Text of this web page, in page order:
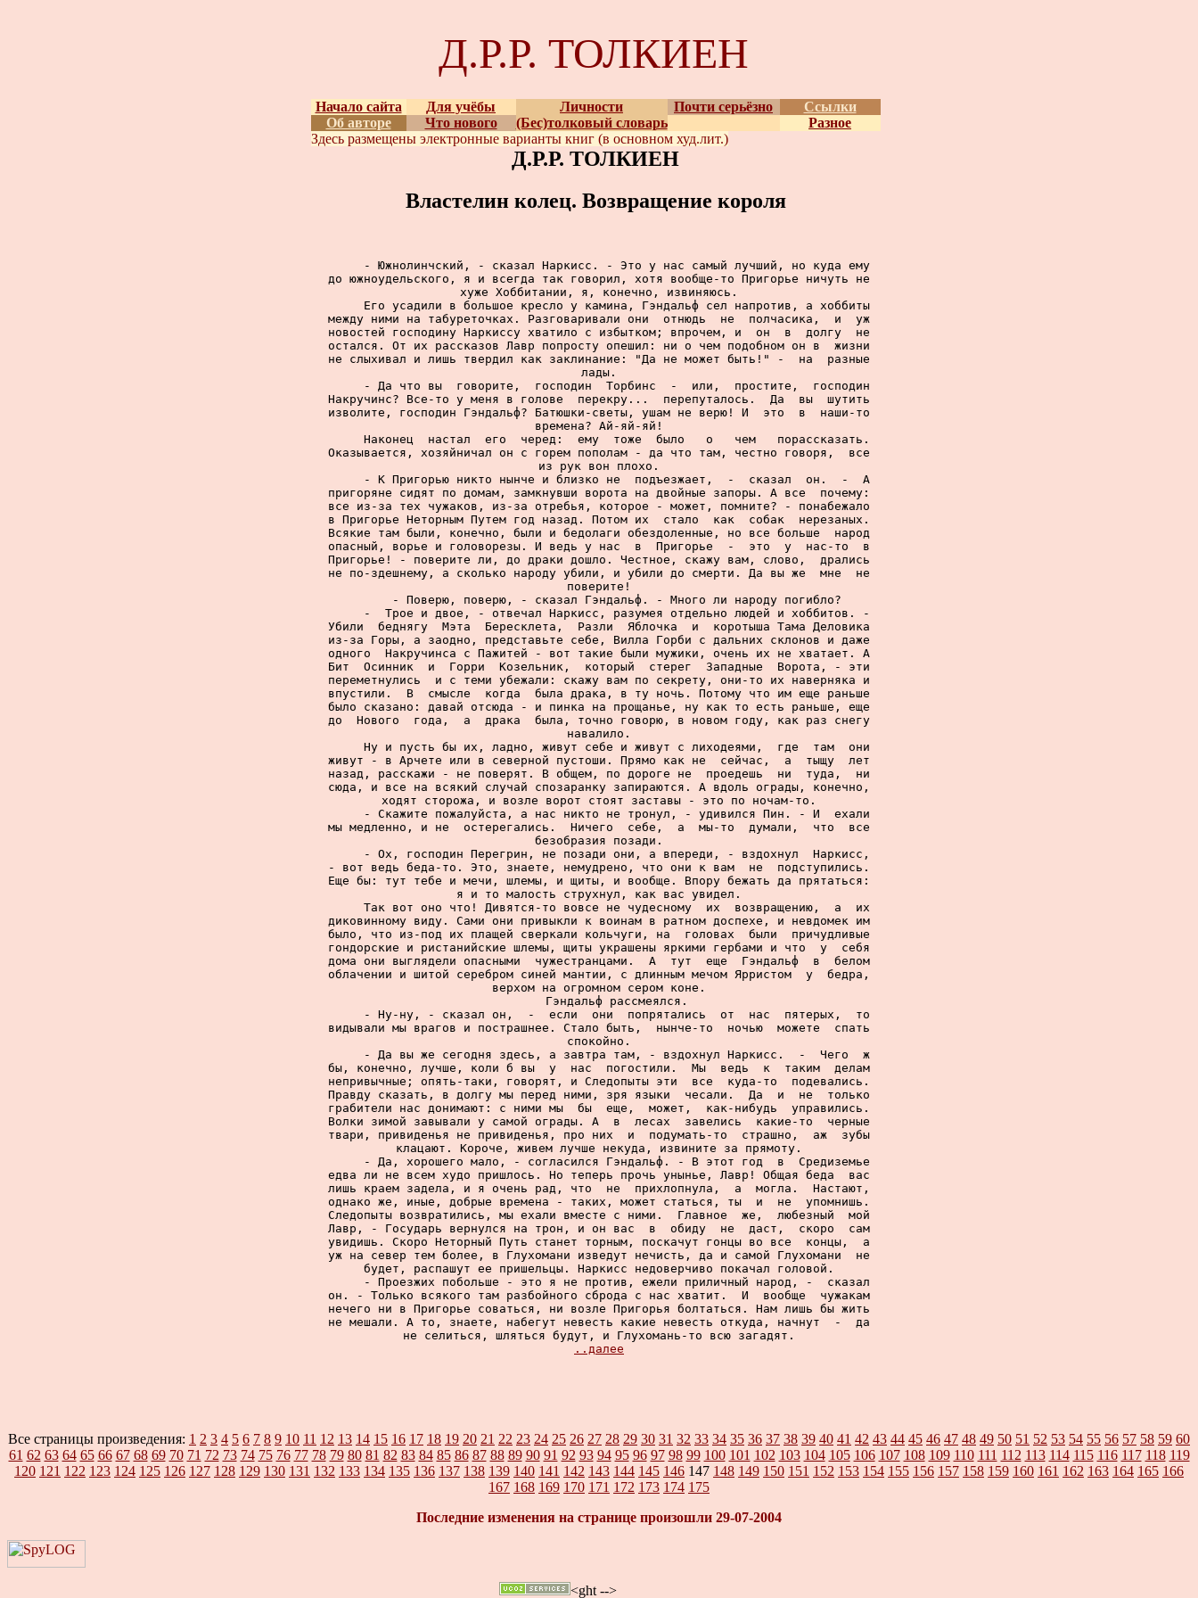
Д.Р.Р. ТОЛКИЕН
Начало сайта Для учёбы Личности Почти серьёзно
Ссылки
Об авторе
Что нового (Бес)толковый словарь
Разное
Здесь размещены электронные варианты книг (в основном худ.лит.)
Д.Р.Р. ТОЛКИЕН
Властелин колец. Возвращение короля
     - Южнолинчский, - сказал Наркисс. - Это у нас самый лучший, но куда ему
до южноудельского, я и всегда так говорил, хотя вообще-то Пригорье ничуть не
хуже Хоббитании, я, конечно, извиняюсь.
     Его усадили в большое кресло у камина, Гэндальф сел напротив, а хоббиты
между ними на табуреточках. Разговаривали они  отнюдь  не  полчасика,  и  уж
новостей господину Наркиссу хватило с избытком; впрочем, и  он  в  долгу  не
остался. От их рассказов Лавр попросту опешил: ни о чем подобном он в  жизни
не слыхивал и лишь твердил как заклинание: "Да не может быть!" -  на  разные
лады.
     - Да что вы  говорите,  господин  Торбинс  -  или,  простите,  господин
Накручинс? Все-то у меня в голове  перекру...  перепуталось.  Да  вы  шутить
изволите, господин Гэндальф? Батюшки-светы, ушам не верю! И  это  в  наши-то
времена? Ай-яй-яй!
     Наконец  настал  его  черед:  ему  тоже  было   о   чем   порассказать.
Оказывается, хозяйничал он с горем пополам - да что там, честно говоря,  все
из рук вон плохо.
     - К Пригорью никто нынче и близко не  подъезжает,  -  сказал  он.  -  А
пригоряне сидят по домам, замкнувши ворота на двойные запоры. А все  почему:
все из-за тех чужаков, из-за отребья, которое - может, помните? - понабежало
в Пригорье Неторным Путем год назад. Потом их  стало  как  собак  нерезаных.
Всякие там были, конечно, были и бедолаги обездоленные, но все больше  народ
опасный, ворье и головорезы. И ведь у нас  в  Пригорье  -  это  у  нас-то  в
Пригорье! - поверите ли, до драки дошло. Честное, скажу вам, слово,  дрались
не по-здешнему, а сколько народу убили, и убили до смерти. Да вы же  мне  не
поверите!
     - Поверю, поверю, - сказал Гэндальф. - Много ли народу погибло?
     -  Трое и двое, - отвечал Наркисс, разумея отдельно людей и хоббитов. -
Убили  беднягу  Мэта  Бересклета,  Разли  Яблочка  и  коротыша Тама Деловика
из-за Горы, а заодно, представьте себе, Вилла Горби с дальних склонов и даже
одного  Накручинса с Пажитей - вот такие были мужики, очень их не хватает. А
Бит  Осинник  и  Горри  Козельник,  который  стерег  Западные  Ворота, - эти
переметнулись  и с теми убежали: скажу вам по секрету, они-то их наверняка и
впустили.  В  смысле  когда  была драка, в ту ночь. Потому что им еще раньше
было сказано: давай отсюда - и пинка на прощанье, ну как то есть раньше, еще
до  Нового  года,  а  драка  была, точно говорю, в новом году, как раз снегу
навалило.
     Ну и пусть бы их, ладно, живут себе и живут с лиходеями,  где  там  они
живут - в Арчете или в северной пустоши. Прямо как не  сейчас,  а  тыщу  лет
назад, расскажи - не поверят. В общем, по дороге не  проедешь  ни  туда,  ни
сюда, и все на всякий случай спозаранку запираются. А вдоль ограды, конечно,
ходят сторожа, и возле ворот стоят заставы - это по ночам-то.
     - Скажите пожалуйста, а нас никто не тронул, - удивился Пин. - И  ехали
мы медленно, и не  остерегались.  Ничего  себе,  а  мы-то  думали,  что  все
безобразия позади.
     - Ох, господин Перегрин, не позади они, а впереди, - вздохнул  Наркисс,
- вот ведь беда-то. Это, знаете, немудрено, что они к вам  не  подступились.
Еще бы: тут тебе и мечи, шлемы, и щиты, и вообще. Впору бежать да прятаться:
я и то малость струхнул, как вас увидел.
     Так вот оно что! Дивятся-то вовсе не чудесному  их  возвращению,  а  их
диковинному виду. Сами они привыкли к воинам в ратном доспехе, и невдомек им
было, что из-под их плащей сверкали кольчуги, на  головах  были  причудливые
гондорские и ристанийские шлемы, щиты украшены яркими гербами и что  у  себя
дома они выглядели опасными  чужестранцами.  А  тут  еще  Гэндальф  в  белом
облачении и шитой серебром синей мантии, с длинным мечом Ярристом  у  бедра,
верхом на огромном сером коне.
     Гэндальф рассмеялся.
     - Ну-ну, - сказал он,  -  если  они  попрятались  от  нас  пятерых,  то
видывали мы врагов и пострашнее. Стало быть,  нынче-то  ночью  можете  спать
спокойно.
     - Да вы же сегодня здесь, а завтра там, - вздохнул Наркисс.  -  Чего  ж
бы, конечно, лучше, коли б вы  у  нас  погостили.  Мы  ведь  к  таким  делам
непривычные; опять-таки, говорят, и Следопыты эти  все  куда-то  подевались.
Правду сказать, в долгу мы перед ними, зря языки  чесали.  Да  и  не  только
грабители нас донимают: с ними мы  бы  еще,  может,  как-нибудь  управились.
Волки зимой завывали у самой ограды. А  в  лесах  завелись  какие-то  черные
твари, привиденья не привиденья, про них  и  подумать-то  страшно,  аж  зубы
клацают. Короче, живем лучше некуда, извините за прямоту.
     - Да, хорошего мало, - согласился Гэндальф. - В этот год  в  Средиземье
едва ли не всем худо пришлось. Но теперь прочь унынье, Лавр! Общая беда  вас
лишь краем задела, и я очень рад, что  не  прихлопнула,  а  могла.  Настают,
однако же, иные, добрые времена - таких, может статься, ты  и  не  упомнишь.
Следопыты возвратились, мы ехали вместе с ними.  Главное  же,  любезный  мой
Лавр, - Государь вернулся на трон, и он вас  в  обиду  не  даст,  скоро  сам
увидишь. Скоро Неторный Путь станет торным, поскачут гонцы во все  концы,  а
уж на север тем более, в Глухомани изведут нечисть, да и самой Глухомани  не
будет, распашут ее пришельцы. Наркисс недоверчиво покачал головой.
     - Проезжих побольше - это я не против, ежели приличный народ, -  сказал
он. - Только всякого там разбойного сброда с нас хватит.  И  вообще  чужакам
нечего ни в Пригорье соваться, ни возле Пригорья болтаться. Нам лишь бы жить
не мешали. А то, знаете, набегут невесть какие невесть откуда, начнут  -  да
не селиться, шляться будут, и Глухомань-то всю загадят.
..далее
Все страницы произведения: 1 2 3 4 5 6 7 8 9 10 11 12 13 14 15 16 17 18 19 20 21 22 23 24 25 26 27 28 29 30 31 32 33 34 35 36 37 38 39 40 41 42 43 44 45 46 47 48 49 50 51 52 53 54 55 56 57 58 59 60
61 62 63 64 65 66 67 68 69 70 71 72 73 74 75 76 77 78 79 80 81 82 83 84 85 86 87 88 89 90 91 92 93 94 95 96 97 98 99 100 101 102 103 104 105 106 107 108 109 110 111 112 113 114 115 116 117 118 119
120 121 122 123 124 125 126 127 128 129 130 131 132 133 134 135 136 137 138 139 140 141 142 143 144 145 146 147 148 149 150 151 152 153 154 155 156 157 158 159 160 161 162 163 164 165 166
167 168 169 170 171 172 173 174 175
Последние изменения на странице произошли 29-07-2004
<ght -->